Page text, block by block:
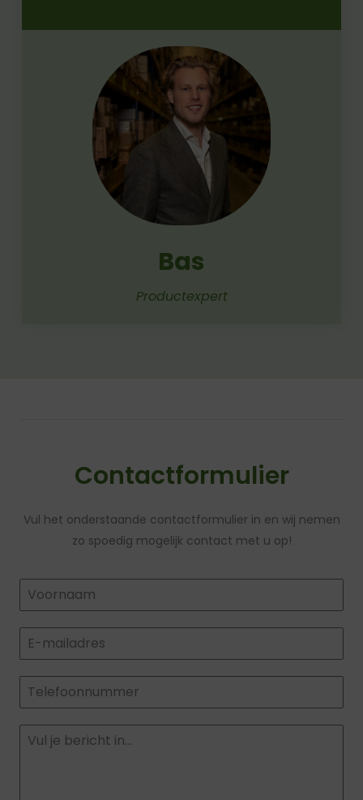
Bas
Productexpert
Contactformulier
Vul het onderstaande contactformulier in en wij nemen
zo spoedig mogelijk contact met u op!